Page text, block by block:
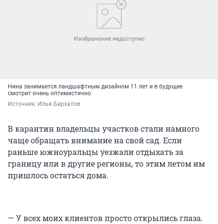
Нина занимается ландшафтным дизайном 11 лет и в будущее
смотрит очень оптимистично
Источник: Илья Бархатов
В карантин владельцы участков стали намного
чаще обращать внимание на свой сад. Если
раньше южноуральцы уезжали отдыхать за
границу или в другие регионы, то этим летом им
пришлось остаться дома.
— У всех моих клиентов просто открылись глаза.